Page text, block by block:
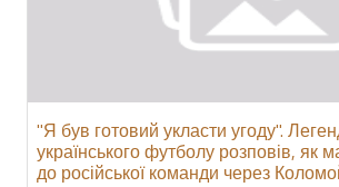
"Я був готовий укласти угоду".
українського футболу розповів, як
до російської команди через